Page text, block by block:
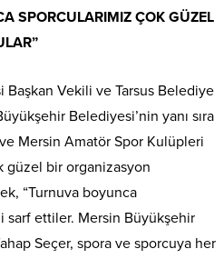
SPORCULARIMIZ ÇOK GÜZEL
Vekili ve Tarsus Belediye
Belediyesi’nin yanı sıra
Mersin Amatör Spor Kulüpleri
güzel bir organizasyon
“Turnuva boyunca
sarf ettiler. Mersin Büyükşehir
Seçer, spora ve sporcuya her